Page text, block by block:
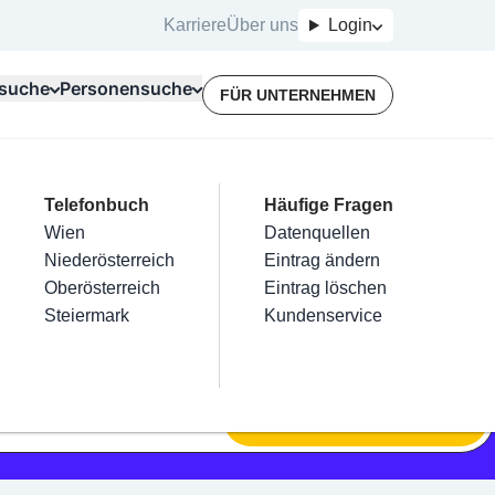
KarriereÜber uns Login
Kategorien
Friseur
Nägel
Haarentfernung
Make-Up
Für Unternehmer
Terminbuchung
Kostenlose Beratung
Top Branchen
Elektriker
Installateure
Maler & Lackierer
Branchen A-Z
Mein Firmeneintrag
Eintrag hinzufügen
Eintrag beanspruchen
Eintrag verwalten
Eintrag bewerben
Personensuche
Telefonbuch
Wien
Niederösterreich
Oberösterreich
Steiermark
Häufige Fragen
Datenquellen
Eintrag ändern
Eintrag löschen
Kundenservice
FÜR UNTERNEHMEN